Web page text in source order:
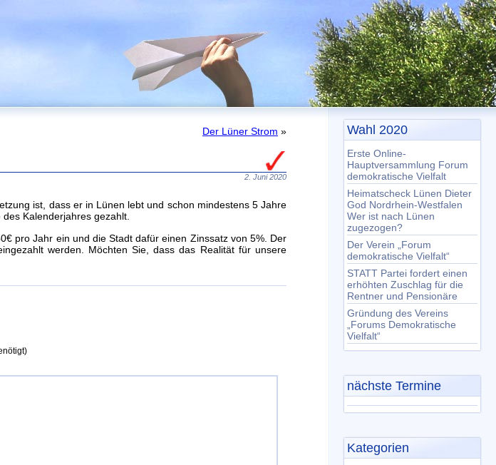
Wahl 2020
Erste Online-
Hauptversammlung Forum
demokratische Vielfalt
Heimatscheck Lünen Dieter
God Nordrhein-Westfalen
Wer ist nach Lünen
zugezogen?
Der Verein „Forum
demokratische Vielfalt“
STATT Partei fordert einen
erhöhten Zuschlag für die
Rentner und Pensionäre
Gründung des Vereins
„Forums Demokratische
Vielfalt“
nächste Termine
Kategorien
Der Lüner Strom »
2. Juni 2020
ist, dass er in Lünen lebt und schon mindestens 5 Jahre
Kalenderjahres gezahlt.
pro Jahr ein und die Stadt dafür einen Zinssatz von 5%. Der
werden. Möchten Sie, dass das Realität für unsere